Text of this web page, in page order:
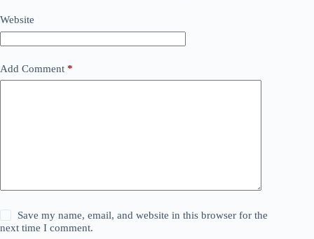
Website
Add Comment *
Save my name, email, and website in this browser for the
next time I comment.